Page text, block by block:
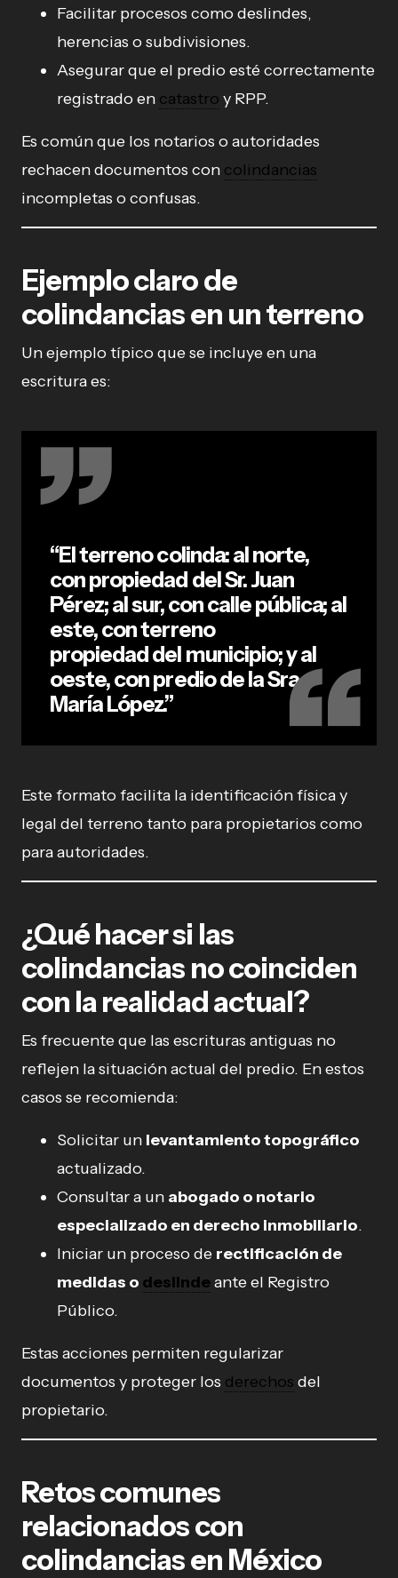
Facilitar procesos como deslindes,
herencias o subdivisiones.
Asegurar que el predio esté correctamente
registrado en catastro y RPP.
Es común que los notarios o autoridades
rechacen documentos con colindancias
incompletas o confusas.
Ejemplo claro de
colindancias en un terreno
Un ejemplo típico que se incluye en una
escritura es:
“El terreno colinda: al norte,
con propiedad del Sr. Juan
Pérez; al sur, con calle pública; al
este, con terreno
propiedad del municipio; y al
oeste, con predio de la Sra.
María López.”
Este formato facilita la identificación física y
legal del terreno tanto para propietarios como
para autoridades.
¿Qué hacer si las
colindancias no coinciden
con la realidad actual?
Es frecuente que las escrituras antiguas no
reflejen la situación actual del predio. En estos
casos se recomienda:
Solicitar un levantamiento topográfico
actualizado.
Consultar a un abogado o notario
especializado en derecho inmobiliario.
Iniciar un proceso de rectificación de
medidas o deslindeante el Registro
Público.
Estas acciones permiten regularizar
documentos y proteger los derechos del
propietario.
Retos comunes
relacionados con
colindancias en México